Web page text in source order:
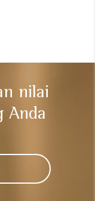
nilai
Anda